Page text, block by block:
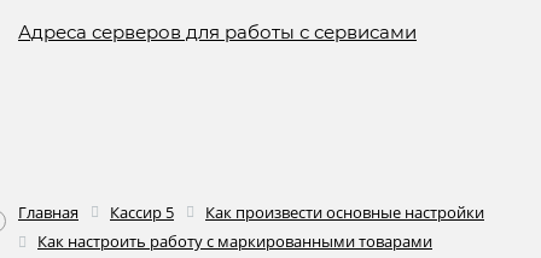
Адреса серверов для работы с сервисами
Главная Кассир 5
Как произвести основные настройки
Как настроить работу с маркированными товарами